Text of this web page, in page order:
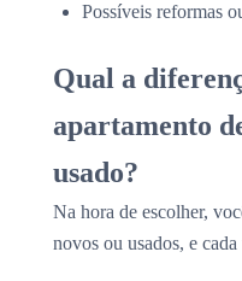
Possíveis reformas
Qual a
apartamento
usado?
Na hora de escolher,
novos ou usados, e